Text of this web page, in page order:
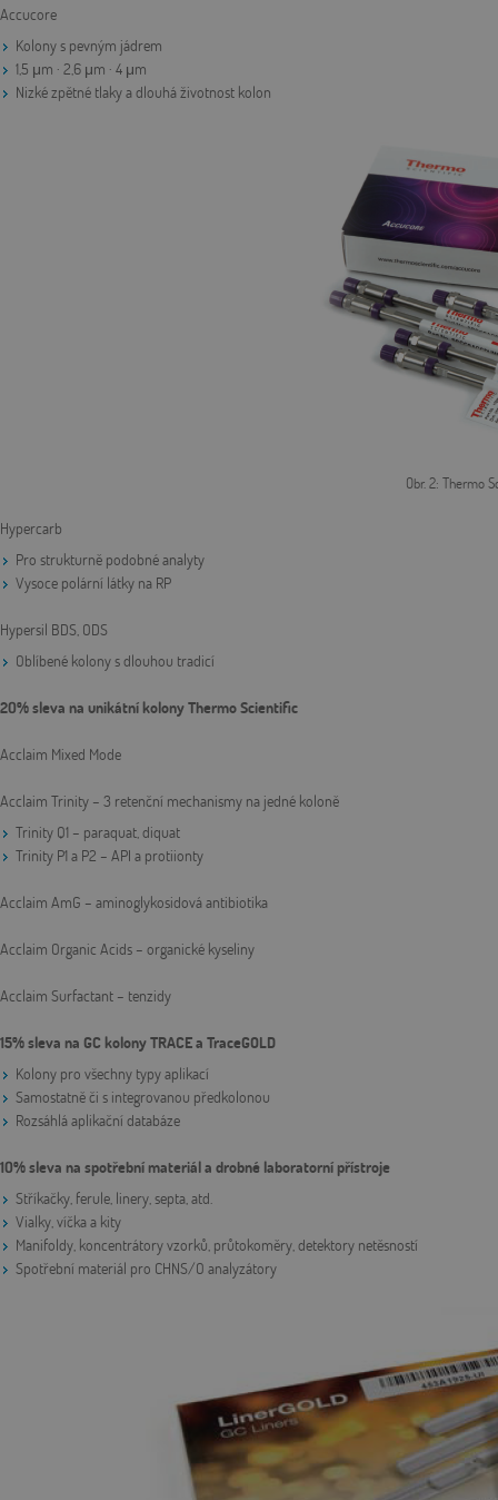
Accucore
Kolony s pevným jádrem
1,5 μm · 2,6 μm · 4 μm
Nizké zpětné tlaky a dlouhá životnost kolon
Obr. 2: Thermo
Hypercarb
Pro strukturně podobné analyty
Vysoce polární látky na RP
Hypersil BDS, ODS
Oblíbené kolony s dlouhou tradicí
20% sleva na unikátní kolony Thermo Scientific
Acclaim Mixed Mode
Acclaim Trinity – 3 retenční mechanismy na jedné koloně
Trinity Q1 – paraquat, diquat
Trinity P1 a P2 – API a protiionty
Acclaim AmG – aminoglykosidová antibiotika
Acclaim Organic Acids – organické kyseliny
Acclaim Surfactant – tenzidy
15% sleva na GC kolony TRACE a TraceGOLD
Kolony pro všechny typy aplikací
Samostatně či s integrovanou předkolonou
Rozsáhlá aplikační databáze
10% sleva na spotřební materiál a drobné laboratorní přístroje
Stříkačky, ferule, linery, septa, atd.
Vialky, víčka a kity
Manifoldy, koncentrátory vzorků, průtokoměry, detektory netěsností
Spotřební materiál pro CHNS/O analyzátory